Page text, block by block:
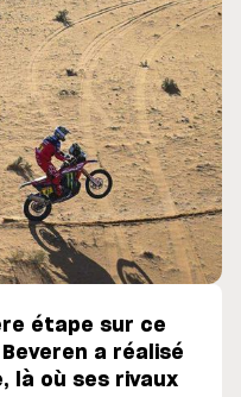
étape sur ce
Beveren a réalisé
là où ses rivaux